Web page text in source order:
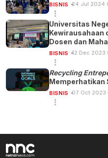
BISNIS 24 Jul 2024
Universitas
Kewirausahaan
Dosen dan
BISNIS 12 Dec 2023
Recycling
Memperhatikan
BISNIS 07 Oct 2023